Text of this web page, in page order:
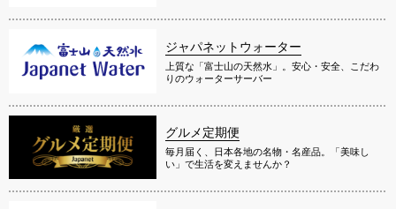
ジャパネットウォーター
上質な「富士山の天然水」。安心・安全、こだわ
りのウォーターサーバー
グルメ定期便
毎月届く、日本各地の名物・名産品。「美味し
い」で生活を変えませんか？